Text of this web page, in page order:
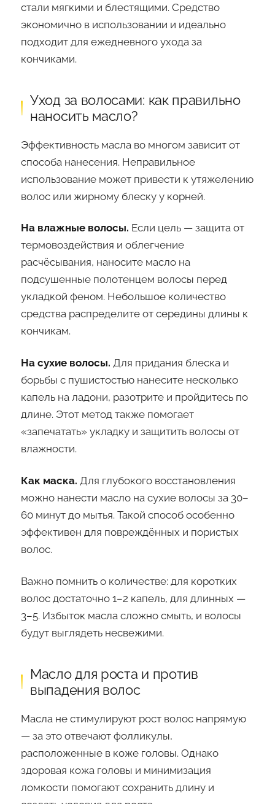
стали мягкими и блестящими. Средство
экономично в использовании и идеально
подходит для ежедневного ухода за
кончиками.
Уход за волосами: как правильно
наносить масло?
Эффективность масла во многом зависит от
способа нанесения. Неправильное
использование может привести к утяжелению
волос или жирному блеску у корней.
На влажные волосы. Если цель — защита от
термовоздействия и облегчение
расчёсывания, наносите масло на
подсушенные полотенцем волосы перед
укладкой феном. Небольшое количество
средства распределите от середины длины к
кончикам.
На сухие волосы. Для придания блеска и
борьбы с пушистостью нанесите несколько
капель на ладони, разотрите и пройдитесь по
длине. Этот метод также помогает
«запечатать» укладку и защитить волосы от
влажности.
Как маска. Для глубокого восстановления
можно нанести масло на сухие волосы за 30–
60 минут до мытья. Такой способ особенно
эффективен для повреждённых и пористых
волос.
Важно помнить о количестве: для коротких
волос достаточно 1–2 капель, для длинных —
3–5. Избыток масла сложно смыть, и волосы
будут выглядеть несвежими.
Масло для роста и против
выпадения волос
Масла не стимулируют рост волос напрямую
— за это отвечают фолликулы,
расположенные в коже головы. Однако
здоровая кожа головы и минимизация
ломкости помогают сохранить длину и